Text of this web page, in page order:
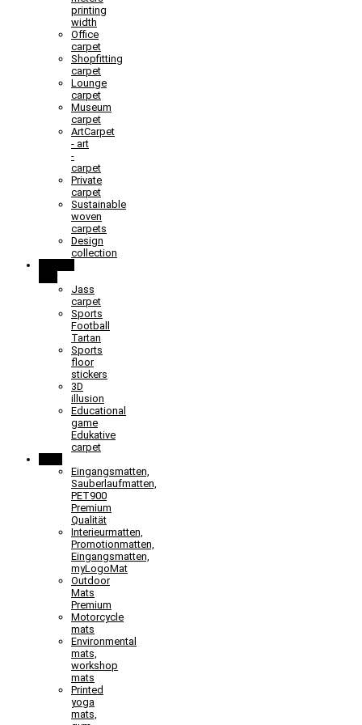
printing
width
Office
carpet
Shopfitting
carpet
Lounge
carpet
Museum
carpet
ArtCarpet
- art
-
carpet
Private
carpet
Sustainable
woven
carpets
Design
collection
Jass
carpet
Sports
Football
Tartan
Sports
floor
stickers
3D
illusion
Educational
game
Edukative
carpet
Eingangsmatten,
Sauberlaufmatten,
PET900
Premium
Qualität
Interieurmatten,
Promotionmatten,
Eingangsmatten,
myLogoMat
Outdoor
Mats
Premium
Motorcycle
mats
Environmental
mats,
workshop
mats
Printed
yoga
mats,